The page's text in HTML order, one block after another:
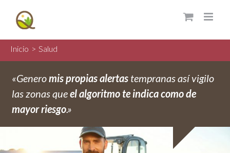
Inicio > Salud
«Generomis propias alertas tempranas así vigilo
las zonas queel algoritmo te indica como de
mayor riesgo.»